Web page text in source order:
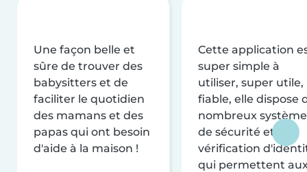
Une façon belle et
sûre de trouver des
babysitters et de
faciliter le quotidien
des mamans et des
papas qui ont besoin
d'aide à la maison !
Cette application
super simple à
utiliser, super utile,
fiable, elle dispose
nombreux
de sécurité et de
vérification
qui permettent